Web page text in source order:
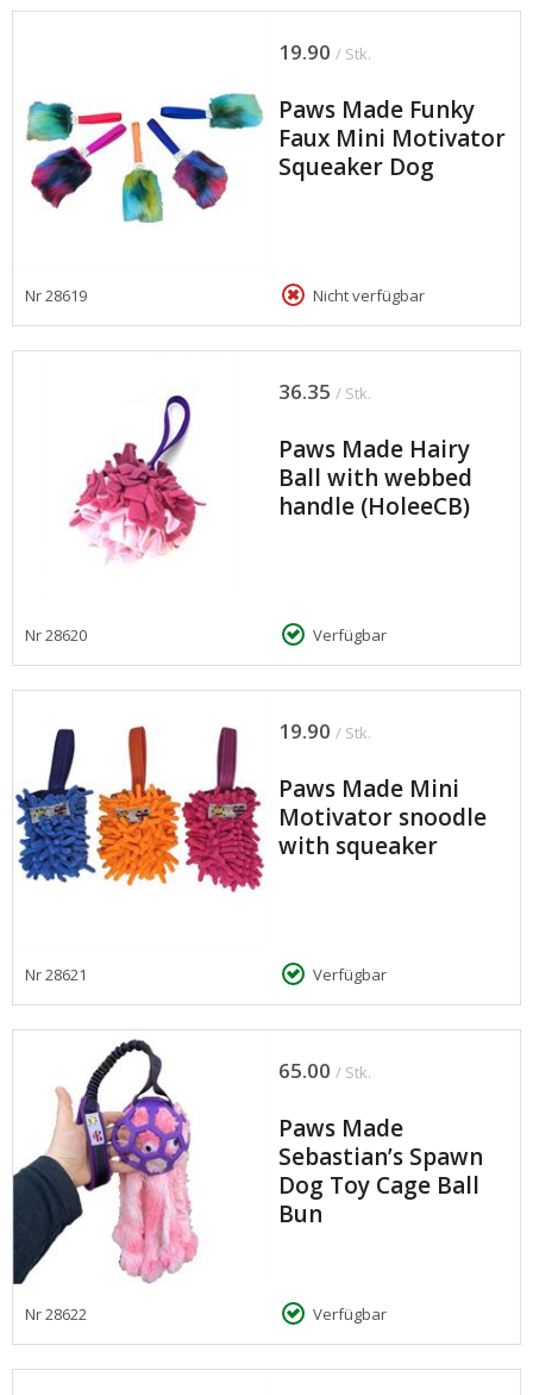
19.90 / Stk.
Paws Made Funky
Faux Mini Motivator
Squeaker Dog
Nr28619 Nicht verfügbar
36.35 / Stk.
Paws Made Hairy
Ball with webbed
handle (HoleeCB)
Nr28620 Verfügbar
19.90 / Stk.
Paws Made Mini
Motivator snoodle
with squeaker
Nr28621 Verfügbar
65.00 / Stk.
Paws Made
Sebastian’s Spawn
Dog Toy Cage Ball
Bun
Nr28622 Verfügbar